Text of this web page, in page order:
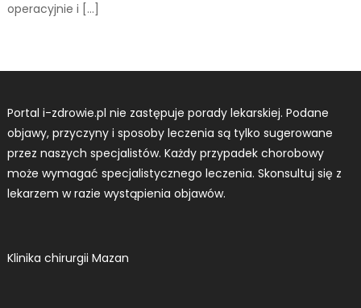
operacyjnie i […]
Portal i-zdrowie.pl nie zastępuje porady lekarskiej. Podane
objawy, przyczyny i sposoby leczenia są tylko sugerowane
przez naszych specjalistów. Każdy przypadek chorobowy
może wymagać specjalistycznego leczenia. Skonsultuj się z
lekarzem w razie wystąpienia objawów.
Klinika chirurgii Mazan